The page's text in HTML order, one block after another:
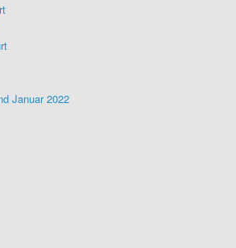
Januar 2022